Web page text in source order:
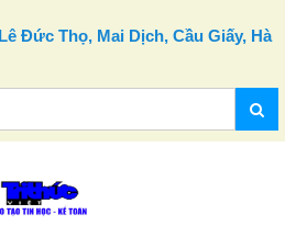
Đức Thọ, Mai Dịch, Cầu Giấy, Hà